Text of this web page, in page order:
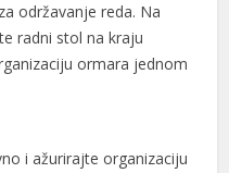
održavanje reda. Na
radni stol na kraju
ormara jednom
i ažurirajte organizaciju